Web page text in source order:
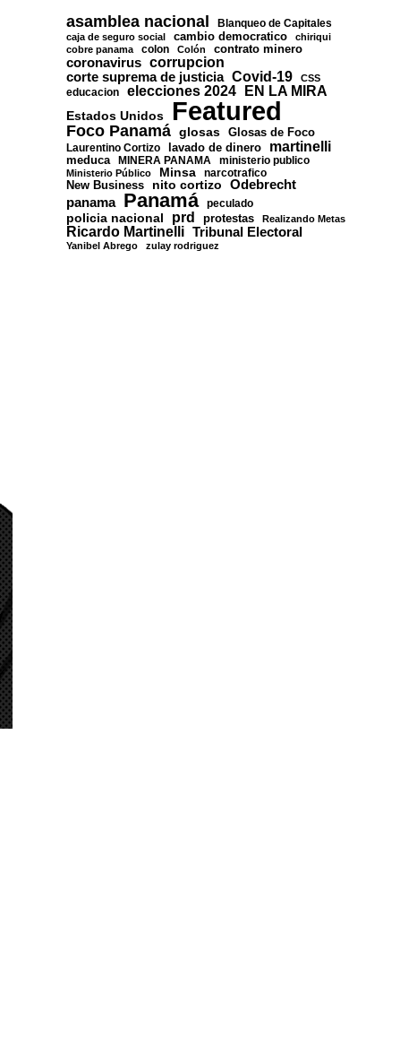
asamblea nacional Blanqueo de Capitales
caja de seguro social cambio democratico
chiriqui
cobre panama
colon Colón contrato minero
coronavirus corrupcion
corte suprema de justicia Covid-19 CSS
educacion elecciones 2024 EN LA MIRA
Estados Unidos Featured
Foco Panamá glosas Glosas de Foco
Laurentino Cortizo lavado de dinero martinelli
meduca MINERA PANAMA ministerio publico
Ministerio Público Minsa
narcotrafico
New Business
nito cortizo Odebrecht
panama Panamá peculado
policia nacional prd protestas Realizando Metas
Ricardo Martinelli Tribunal Electoral
Yanibel Abrego zulay rodriguez